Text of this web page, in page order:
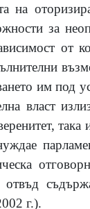
на
за
от
им под
власт
така
г.).